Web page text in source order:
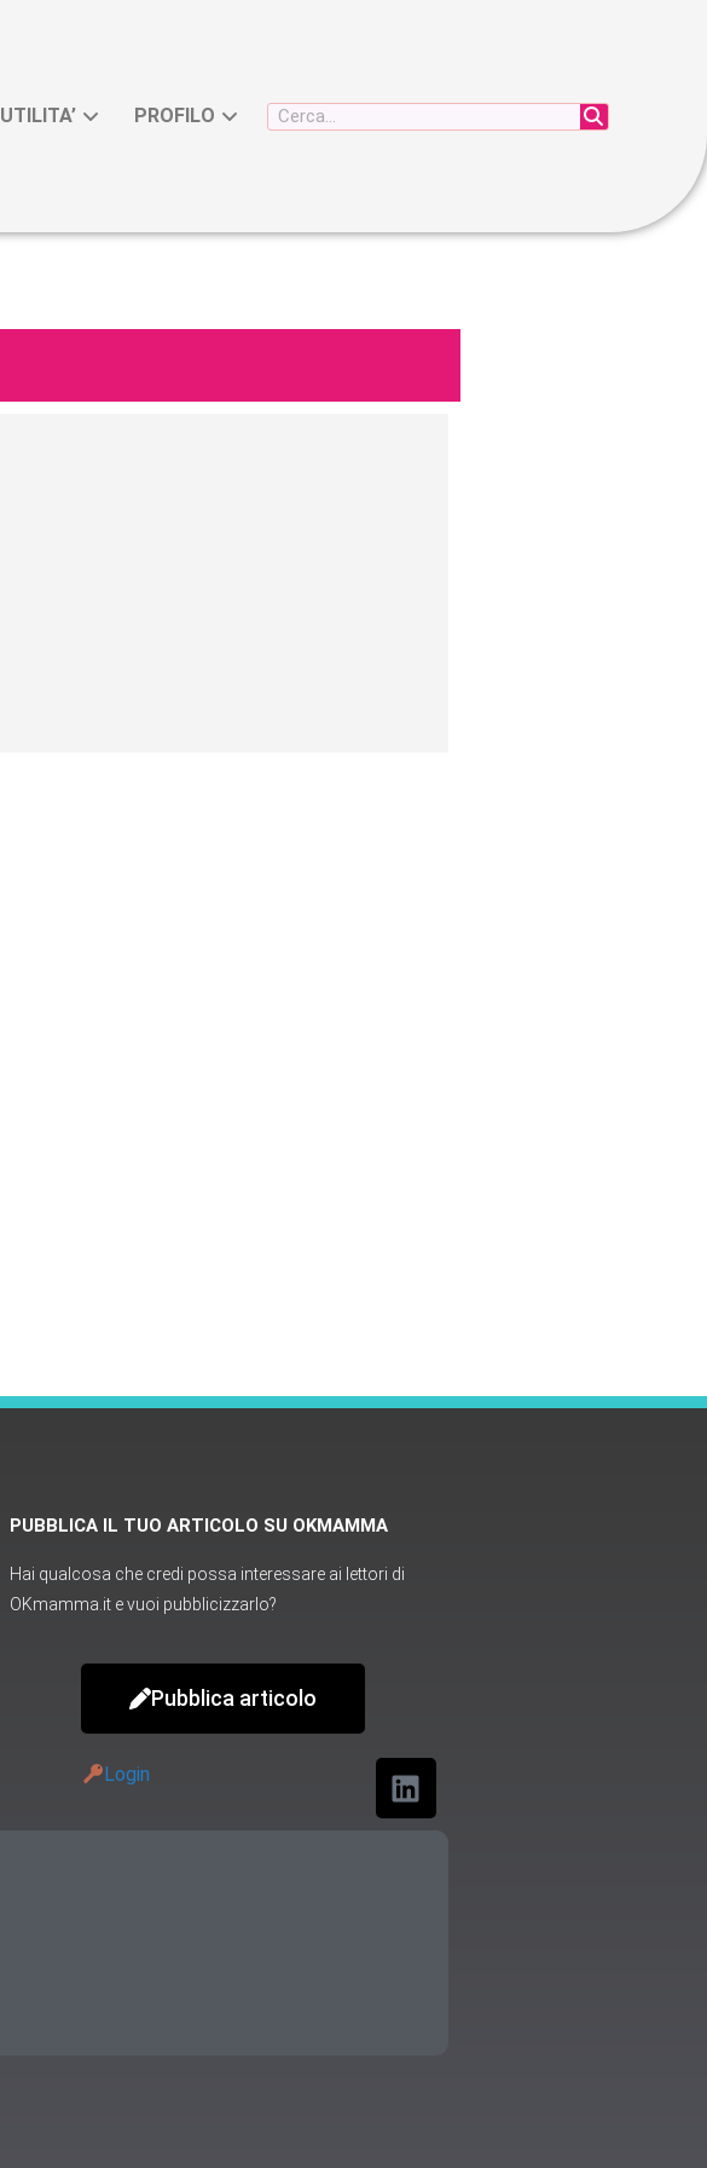
UTILITA’ PROFILO
PUBBLICA IL TUO ARTICOLO SU OKMAMMA
Hai qualcosa che credi possa interessare ai lettori di
OKmamma.it e vuoi pubblicizzarlo?
Pubblica articolo
Login